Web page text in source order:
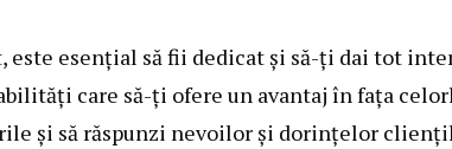
este esențial să fii dedicat și să-ți dai tot
care să-ți ofere un avantaj în fața
și să răspunzi nevoilor și dorințelor